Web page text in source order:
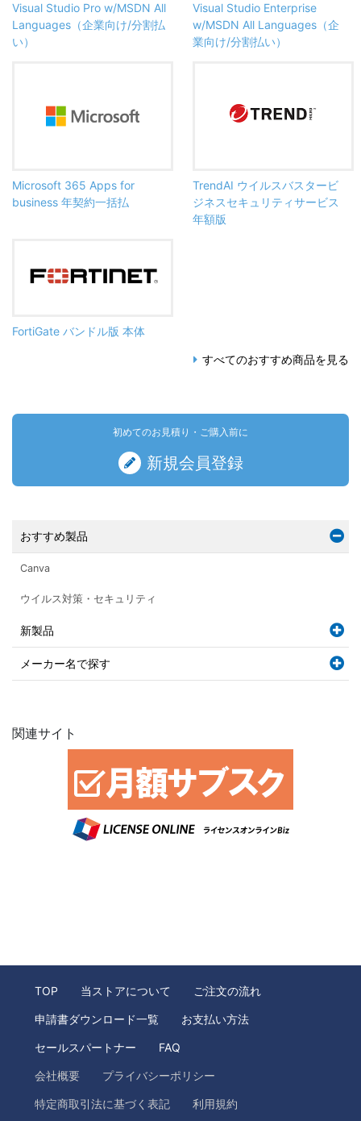
Visual Studio Pro w/MSDN All
Languages（企業向け/分割払
い）
Visual Studio Enterprise
w/MSDN All Languages（企
業向け/分割払い）
Microsoft 365 Apps for
business 年契約一括払
TrendAI ウイルスバスタービ
ジネスセキュリティサービス
年額版
FortiGate バンドル版 本体
すべてのおすすめ商品を見る
初めてのお見積り・ご購入前に
新規会員登録
おすすめ製品
Canva
ウイルス対策・セキュリティ
新製品
メーカー名で探す
関連サイト
TOP 当ストアについて ご注文の流れ
申請書ダウンロード一覧 お支払い方法
セールスパートナー FAQ
会社概要 プライバシーポリシー
特定商取引法に基づく表記 利用規約